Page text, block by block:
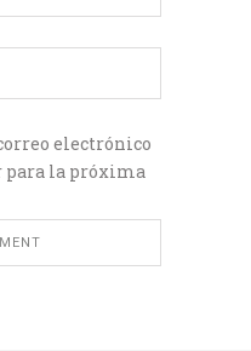
electrónico
para la próxima